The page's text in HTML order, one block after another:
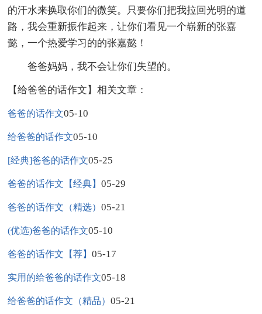
的汗水来换取你们的微笑。只要你们把我拉回光明的道
路，我会重新振作起来，让你们看见一个崭新的张嘉
懿，一个热爱学习的的张嘉懿！
爸爸妈妈，我不会让你们失望的。
【给爸爸的话作文】相关文章：
爸爸的话作文05-10
给爸爸的话作文05-10
[经典]爸爸的话作文05-25
爸爸的话作文【经典】05-29
爸爸的话作文（精选）05-21
(优选)爸爸的话作文05-10
爸爸的话作文【荐】05-17
实用的给爸爸的话作文05-18
给爸爸的话作文（精品）05-21